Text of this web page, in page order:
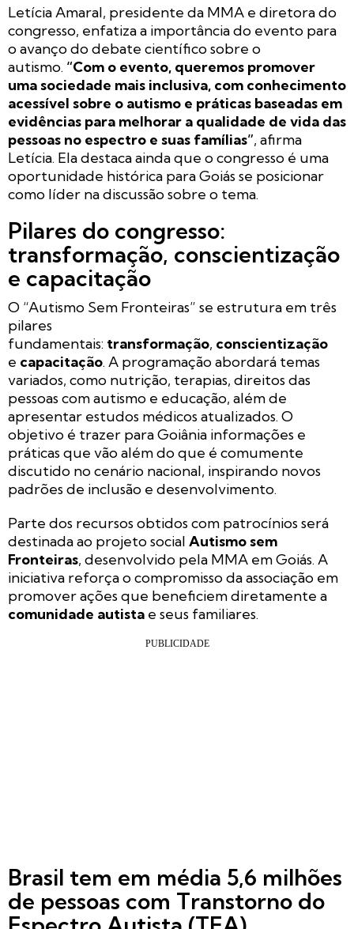
Letícia Amaral, presidente da MMA e diretora do
congresso, enfatiza a importância do evento para
o avanço do debate científico sobre o
autismo. “Com o evento, queremos promover
uma sociedade mais inclusiva, com conhecimento
acessível sobre o autismo e práticas baseadas em
evidências para melhorar a qualidade de vida das
pessoas no espectro e suas famílias”, afirma
Letícia. Ela destaca ainda que o congresso é uma
oportunidade histórica para Goiás se posicionar
como líder na discussão sobre o tema.
Pilares do congresso:
transformação, conscientização
e capacitação
O “Autismo Sem Fronteiras” se estrutura em três
pilares
fundamentais: transformação, conscientização
e capacitação. A programação abordará temas
variados, como nutrição, terapias, direitos das
pessoas com autismo e educação, além de
apresentar estudos médicos atualizados. O
objetivo é trazer para Goiânia informações e
práticas que vão além do que é comumente
discutido no cenário nacional, inspirando novos
padrões de inclusão e desenvolvimento.
Parte dos recursos obtidos com patrocínios será
destinada ao projeto social Autismo sem
Fronteiras, desenvolvido pela MMA em Goiás. A
iniciativa reforça o compromisso da associação em
promover ações que beneficiem diretamente a
comunidade autista e seus familiares.
Brasil tem em média 5,6 milhões
de pessoas com Transtorno do